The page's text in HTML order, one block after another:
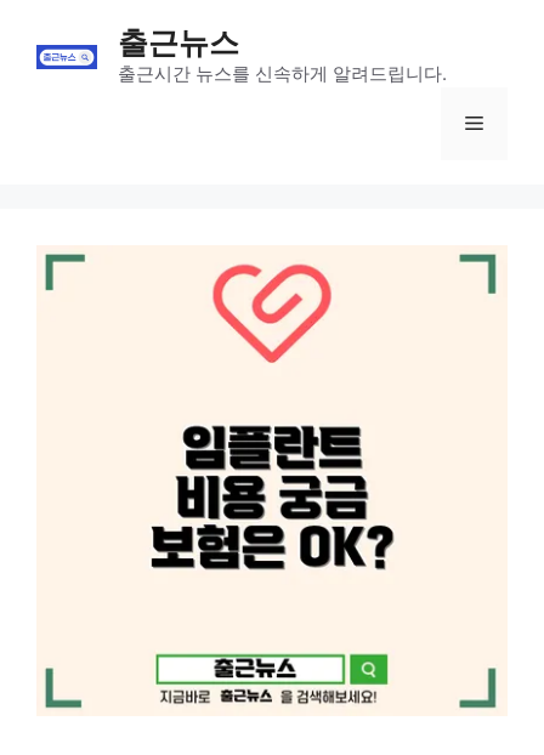
content
출근뉴스
출근시간 뉴스를 신속하게 알려드립니다.
Menu